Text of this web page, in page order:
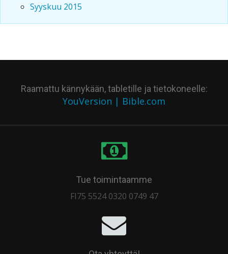
Syyskuu 2015
Raamattu kännykään, tabletille ja tietokoneelle:
YouVersion | Bible.com
Tue toimintaamme
FI75 5524 0320 0749 47